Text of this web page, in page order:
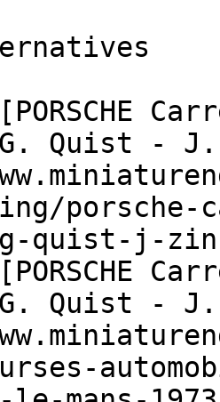
G. Quist -
g-quist-j-
G. Quist -